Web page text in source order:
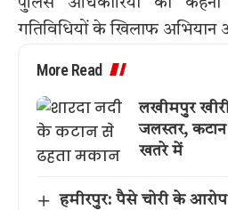
पुलिस अधिकारियों का
गतिविधियों के खिलाफ अभियान
More Read
लखीमपुर
जलस्तर,
खतरे में
हमीरपुर: पैसे चोरी के